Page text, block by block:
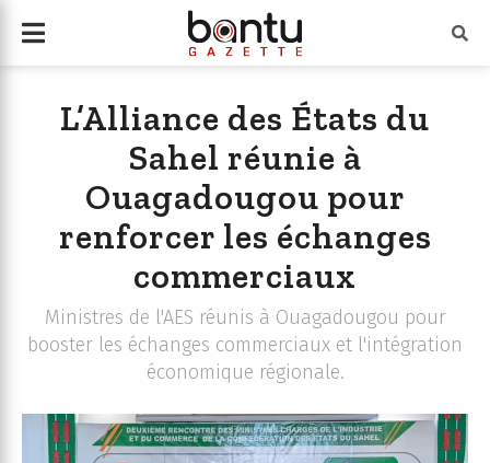
L’Alliance des États du
Sahel réunie à
Ouagadougou pour
renforcer les échanges
commerciaux
Ministres de l'AES réunis à Ouagadougou pour
booster les échanges commerciaux et l'intégration
économique régionale.